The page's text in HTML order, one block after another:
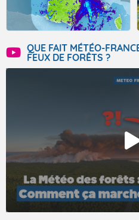
QUE FAIT MÉTÉO-
FEUX DE FORÊTS ?